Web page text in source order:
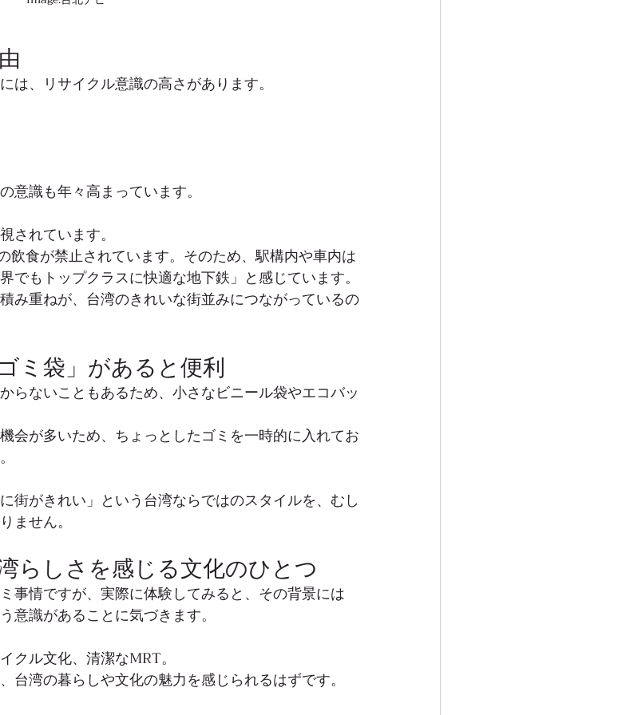
、リサイクル意識の高さがあります。
意識も年々高まっています。
されています。
飲食が禁止されています。そのため、駅構内や車内は
でもトップクラスに快適な地下鉄」と感じています。
み重ねが、台湾のきれいな街並みにつながっているの
ミ袋」があると便利
らないこともあるため、小さなビニール袋やエコバッ
会が多いため、ちょっとしたゴミを一時的に入れてお
街がきれい」という台湾ならではのスタイルを、むし
ません。
らしさを感じる文化のひとつ
事情ですが、実際に体験してみると、その背景には
意識があることに気づきます。
クル文化、清潔なMRT。
台湾の暮らしや文化の魅力を感じられるはずです。